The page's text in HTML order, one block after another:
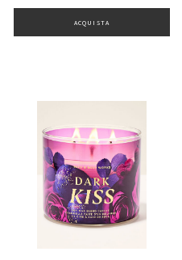
ACQUISTA